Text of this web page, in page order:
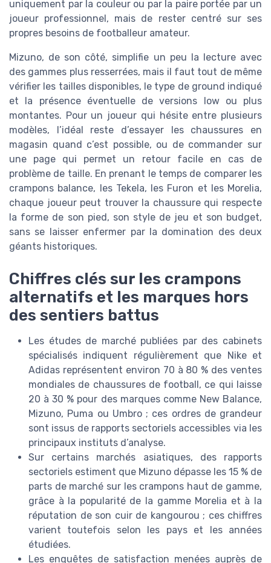
uniquement par la couleur ou par la paire portée par un
joueur professionnel, mais de rester centré sur ses
propres besoins de footballeur amateur.
Mizuno, de son côté, simplifie un peu la lecture avec
des gammes plus resserrées, mais il faut tout de même
vérifier les tailles disponibles, le type de ground indiqué
et la présence éventuelle de versions low ou plus
montantes. Pour un joueur qui hésite entre plusieurs
modèles, l’idéal reste d’essayer les chaussures en
magasin quand c’est possible, ou de commander sur
une page qui permet un retour facile en cas de
problème de taille. En prenant le temps de comparer les
crampons balance, les Tekela, les Furon et les Morelia,
chaque joueur peut trouver la chaussure qui respecte
la forme de son pied, son style de jeu et son budget,
sans se laisser enfermer par la domination des deux
géants historiques.
Chiffres clés sur les crampons
alternatifs et les marques hors
des sentiers battus
Les études de marché publiées par des cabinets
spécialisés indiquent régulièrement que Nike et
Adidas représentent environ 70 à 80 % des ventes
mondiales de chaussures de football, ce qui laisse
20 à 30 % pour des marques comme New Balance,
Mizuno, Puma ou Umbro ; ces ordres de grandeur
sont issus de rapports sectoriels accessibles via les
principaux instituts d’analyse.
Sur certains marchés asiatiques, des rapports
sectoriels estiment que Mizuno dépasse les 15 % de
parts de marché sur les crampons haut de gamme,
grâce à la popularité de la gamme Morelia et à la
réputation de son cuir de kangourou ; ces chiffres
varient toutefois selon les pays et les années
étudiées.
Les enquêtes de satisfaction menées auprès de